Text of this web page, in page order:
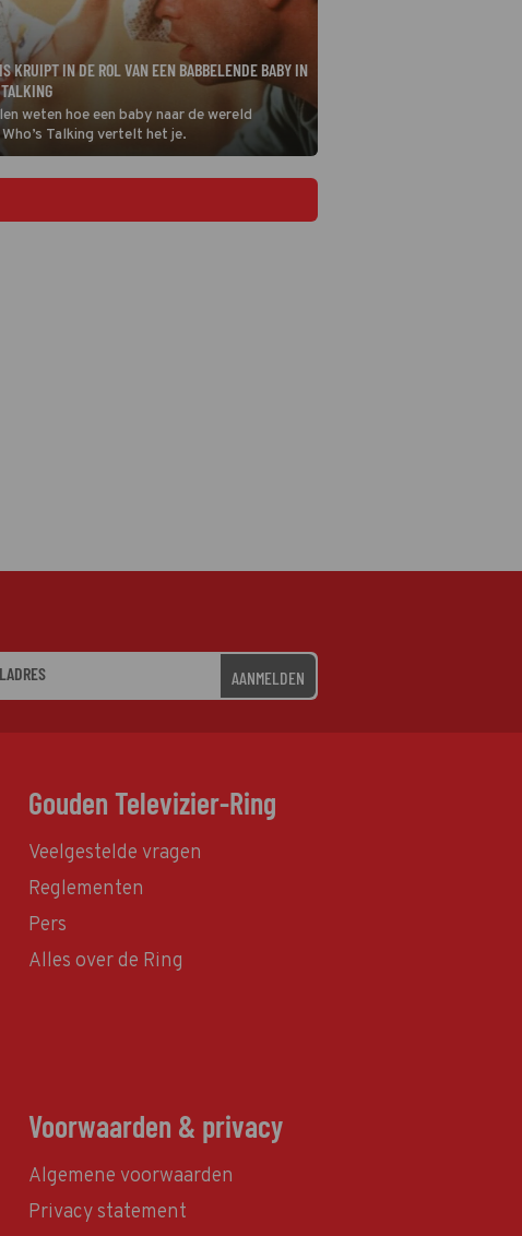
KRUIPT IN DE ROL VAN EEN BABBELENDE BABY IN
weten hoe een baby naar de wereld
Talking vertelt het je.
AANMELDEN
Gouden Televizier-Ring
Veelgestelde vragen
Reglementen
Pers
Alles over de Ring
Voorwaarden & privacy
Algemene voorwaarden
Privacy statement